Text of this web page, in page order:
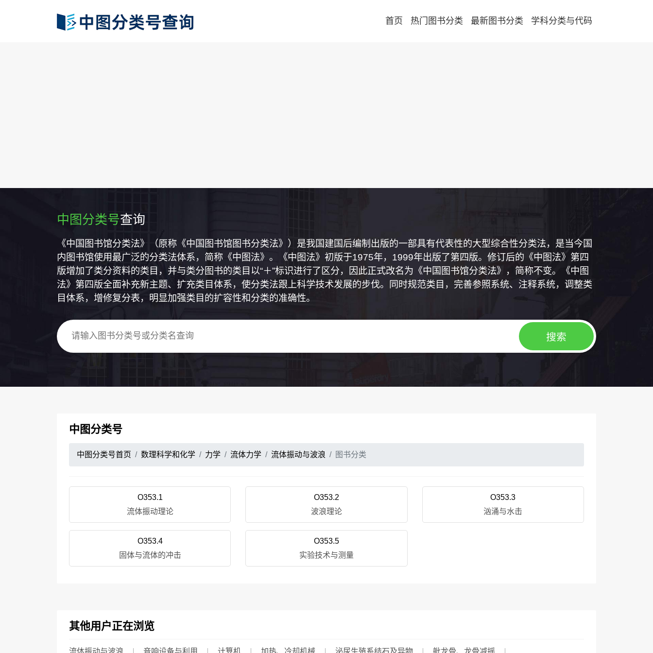
首页 热门图书分类 最新图书分类 学科分类与代码
中图分类号查询
《中国图书馆分类法》（原称《中国图书馆图书分类法》）是我国建国后编制出版的一部具有代表性的大型综合性分类法，是当今国
内图书馆使用最广泛的分类法体系，简称《中图法》。《中图法》初版于1975年，1999年出版了第四版。修订后的《中图法》第四
版增加了类分资料的类目，并与类分图书的类目以“＋”标识进行了区分，因此正式改名为《中国图书馆分类法》，简称不变。《中图
法》第四版全面补充新主题、扩充类目体系，使分类法跟上科学技术发展的步伐。同时规范类目，完善参照系统、注释系统，调整类
目体系，增修复分表，明显加强类目的扩容性和分类的准确性。
中图分类号
中图分类号首页 数理科学和化学 力学 流体力学 流体振动与波浪 图书分类
O353.1
流体振动理论
O353.2
波浪理论
O353.3
汹涌与水击
O353.4
固体与流体的冲击
O353.5
实验技术与测量
其他用户正在浏览
流体振动与波浪 音响设备与利用 计算机 加热、冷却机械 泌尿生殖系结石及异物 舭龙骨、龙骨减摇